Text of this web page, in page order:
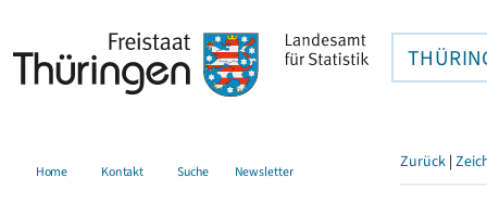
Home Kontakt Suche Newsletter Zurück |